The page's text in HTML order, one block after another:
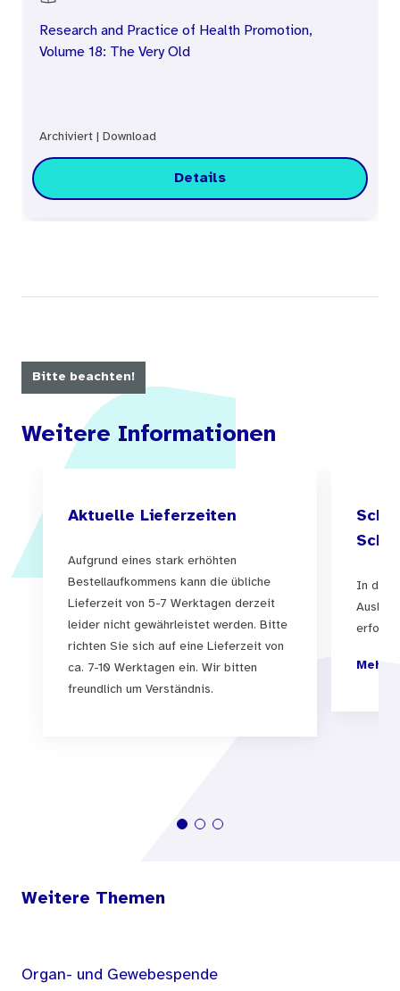
suitable concepts and strategies for health
Research and Practice of Health Promotion,
Volume 18: The Very Old
Archiviert Download
Details
Bitte beachten!
Weitere Informationen
Aktuelle Lieferzeiten
Aufgrund eines stark erhöhten
Bestellaufkommens kann die übliche
Lieferzeit von 5-7 Werktagen derzeit
leider nicht gewährleistet werden. Bitte
richten Sie sich auf eine Lieferzeit von
ca. 7-10 Werktagen ein. Wir bitten
freundlich um Verständnis.
In der
Mehr
Weitere Themen
Organ- und Gewebespende